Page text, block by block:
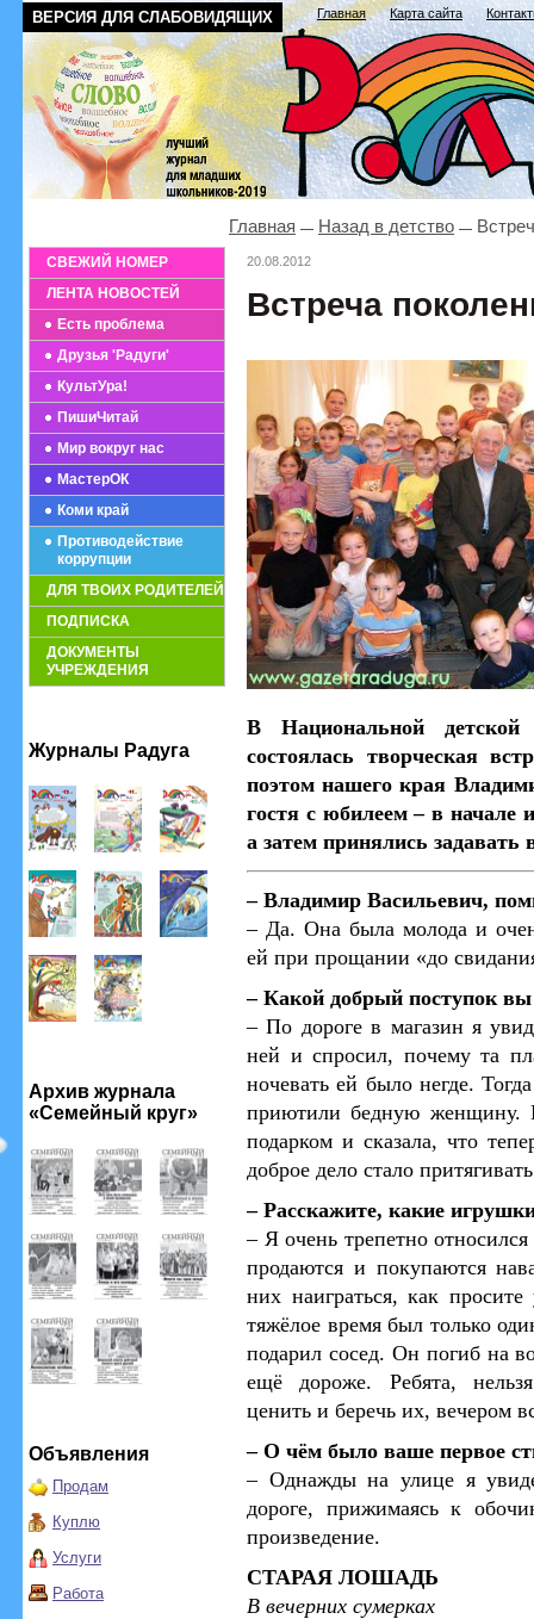
ВЕРСИЯ ДЛЯ СЛАБОВИДЯЩИХ Главная Карта сайта
СВЕЖИЙ НОМЕР
ЛЕНТА НОВОСТЕЙ
Есть проблема
Друзья 'Радуги'
КультУра!
ПишиЧитай
Мир вокруг нас
МастерОК
Коми край
Противодействие
коррупции
ДЛЯ ТВОИХ РОДИТЕЛЕЙ
ПОДПИСКА
ДОКУМЕНТЫ
УЧРЕЖДЕНИЯ
Журналы Радуга
Архив журнала
«Семейный круг»
Объявления
Продам
Куплю
Услуги
Работа
Главная Назад в детство
20.08.2012
Встреча
В Национальной
состоялась творческая
поэтом нашего края
гостя с юбилеем – в начале
а затем принялись задавать
– Владимир Васильевич,
– Да. Она была молода и
ей при прощании «до
– Какой добрый поступок
– По дороге в магазин я
ней и спросил, почему та
ночевать ей было негде.
приютили бедную женщину.
подарком и сказала, что
доброе дело стало
– Расскажите, какие
– Я очень трепетно
продаются и покупаются
них наиграться, как
тяжёлое время был только
подарил сосед. Он погиб на
ещё дороже. Ребята,
ценить и беречь их, вечером
– О чём было ваше первое
– Однажды на улице я
дороге, прижимаясь к
произведение.
СТАРАЯ ЛОШАДЬ
В вечерних сумерках